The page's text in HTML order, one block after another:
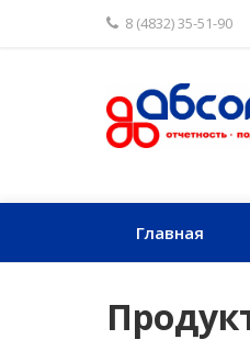
8 (4832) 35-51-90
Главная